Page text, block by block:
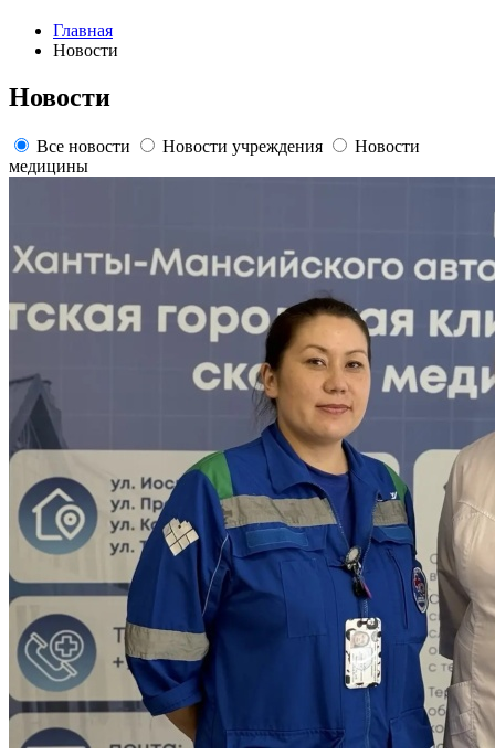
Главная
Новости
Новости
Все новости Новости учреждения
Новости
медицины